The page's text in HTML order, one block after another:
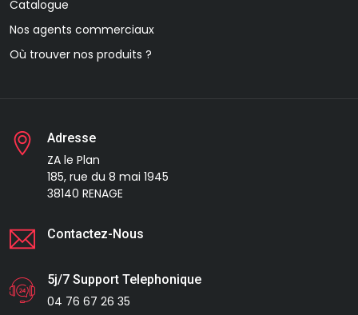
Catalogue
Nos agents commerciaux
Où trouver nos produits ?
Adresse
ZA le Plan
185, rue du 8 mai 1945
38140 RENAGE
Contactez-Nous
5j/7 Support Telephonique
04 76 67 26 35